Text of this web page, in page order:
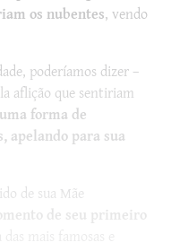
os nubentes, vendo
poderíamos dizer –
aflição que sentiriam
forma de
apelando para sua
de sua Mãe
de seu primeiro